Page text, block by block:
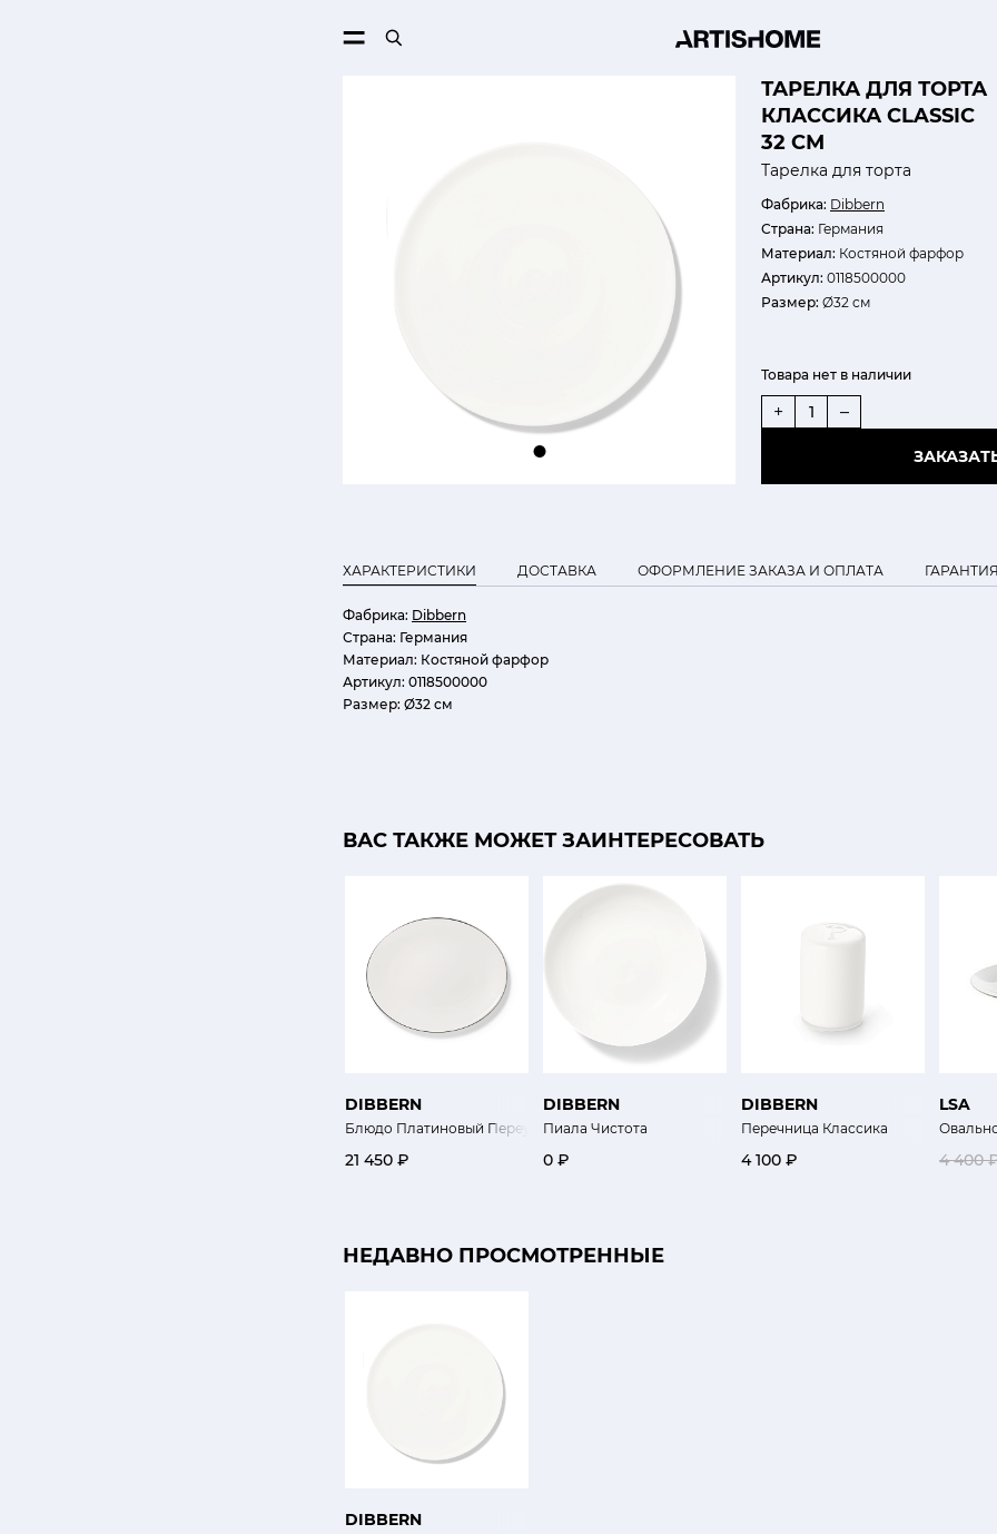
ТАРЕЛКА ДЛЯ ТОРТА
КЛАССИКА CLASSIC
32 СМ
Тарелка для торта
Фабрика: Dibbern
Страна: Германия
Материал: Костяной фарфор
Артикул: 0118500000
Размер: Ø32 см
Товара нет в наличии
+ –
ХАРАКТЕРИСТИКИ ДОСТАВКА ОФОРМЛЕНИЕ ЗАКАЗА И ОПЛАТА ГАРАНТИЯ
Фабрика: Dibbern
Страна: Германия
Материал: Костяной фарфор
Артикул: 0118500000
Размер: Ø32 см
ВАС ТАКЖЕ МОЖЕТ ЗАИНТЕРЕСОВАТЬ
DIBBERN
Блюдо Платиновый Переулок
21 450 ₽
DIBBERN
Пиала Чистота
0 ₽
DIBBERN
Перечница Классика
4 100 ₽
LSA
4 400
НЕДАВНО ПРОСМОТРЕННЫЕ
DIBBERN